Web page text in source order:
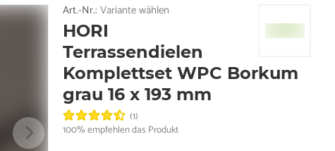
Art.-Nr.: Variante wählen
HORI
Terrassendielen
Komplettset WPC Borkum
grau 16 x 193 mm
(1)
100% empfehlen das Produkt